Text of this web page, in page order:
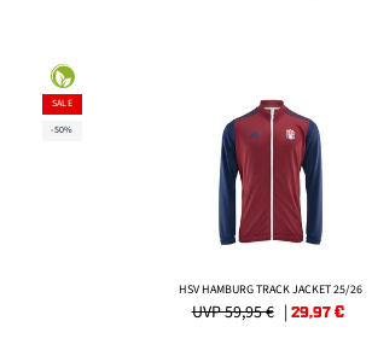
SALE
-50%
HSV HAMBURG TRACK JACKET 25/26
UVP 59,95 € |29,97 €